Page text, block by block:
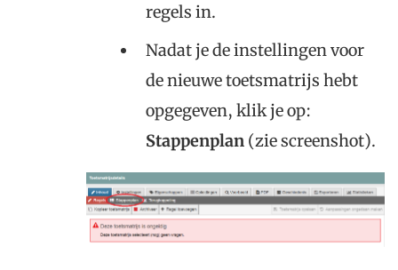
regels in.
Nadat je de instellingen voor
de nieuwe toetsmatrijs hebt
opgegeven, klik je op:
Stappenplan (zie screenshot).